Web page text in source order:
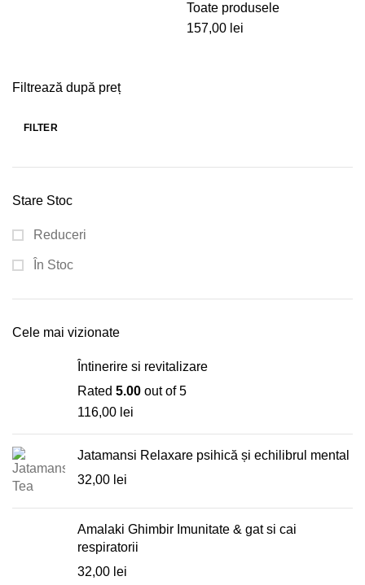
Filtrează după preț
FILTER
Stare Stoc
Reduceri
În Stoc
Cele mai vizionate
Întinerire si revitalizare
Rated 5.00 out of 5
116,00 lei
Jatamansi Relaxare psihică și echilibrul mental
32,00 lei
Amalaki Ghimbir Imunitate & gat si cai
respiratorii
32,00 lei
Toate produsele
157,00 lei